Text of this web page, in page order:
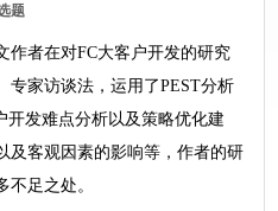
题
作者在对FC大客户开发的研究
专家访谈法，运用了PEST分析
开发难点分析以及策略优化建
及客观因素的影响等，作者的研
不足之处。